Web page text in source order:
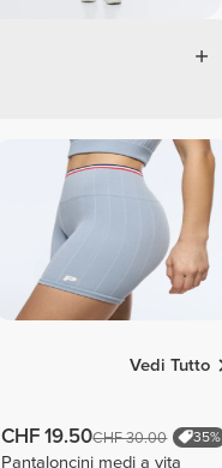
Vedi Tutto
CHF 19.50CHF 30.00 35%
Pantaloncini medi a vita